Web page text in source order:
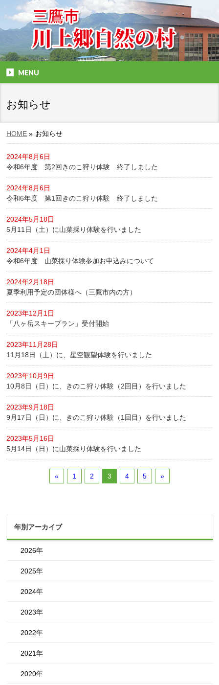
MENU
お知らせ
HOME » お知らせ
2024年8月6日
令和6年度 第2回きのこ狩り体験 終了しました
2024年8月6日
令和6年度 第1回きのこ狩り体験 終了しました
2024年5月18日
5月11日（土）に山菜採り体験を行いました
2024年4月1日
令和6年度 山菜採り体験参加お申込みについて
2024年2月18日
夏季利用予定の団体様へ（三鷹市内の方）
2023年12月1日
「八ヶ岳スキープラン」受付開始
2023年11月28日
11月18日（土）に、星空観望体験を行いました
2023年10月9日
10月8日（日）に、きのこ狩り体験（2回目）を行いました
2023年9月18日
9月17日（日）に、きのこ狩り体験（1回目）を行いました
2023年5月16日
5月14日（日）に山菜採り体験を行いました
« 1 2 3 4 5 »
年別アーカイブ
2026年
2025年
2024年
2023年
2022年
2021年
2020年